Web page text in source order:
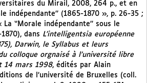
du Mirail, 2008, 264 p., et en
indépendante’’ (1865-1870 », p. 26-35 ;
‘’Morale indépendante’’ sous le
dans L’intelligentsia européenne
Darwin, le Syllabus et leurs
colloque orgnaisé à l’université libre
14 mars 1998, édités par Alain
de l’université de Bruxelles (coll.